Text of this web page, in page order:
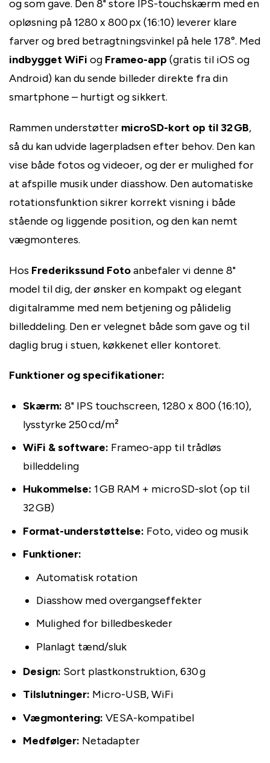
og som gave. Den 8" store IPS-touchskærm med en
opløsning på 1280 x 800 px (16:10) leverer klare
farver og bred betragtningsvinkel på hele 178°. Med
indbygget WiFi og Frameo-app (gratis til iOS og
Android) kan du sende billeder direkte fra din
smartphone – hurtigt og sikkert.
Rammen understøtter microSD-kort op til 32 GB,
så du kan udvide lagerpladsen efter behov. Den kan
vise både fotos og videoer, og der er mulighed for
at afspille musik under diasshow. Den automatiske
rotationsfunktion sikrer korrekt visning i både
stående og liggende position, og den kan nemt
vægmonteres.
Hos Frederikssund Fotoanbefaler vi denne 8"
model til dig, der ønsker en kompakt og elegant
digitalramme med nem betjening og pålidelig
billeddeling. Den er velegnet både som gave og til
daglig brug i stuen, køkkenet eller kontoret.
Funktioner og specifikationer:
Skærm: 8" IPS touchscreen, 1280 x 800 (16:10),
lysstyrke 250 cd/m²
WiFi & software: Frameo-app til trådløs
billeddeling
Hukommelse: 1 GB RAM + microSD-slot (op til
32 GB)
Format-understøttelse: Foto, video og musik
Funktioner:
Automatisk rotation
Diasshow med overgangseffekter
Mulighed for billedbeskeder
Planlagt tænd/sluk
Design: Sort plastkonstruktion, 630 g
Tilslutninger: Micro-USB, WiFi
Vægmontering: VESA-kompatibel
Medfølger: Netadapter